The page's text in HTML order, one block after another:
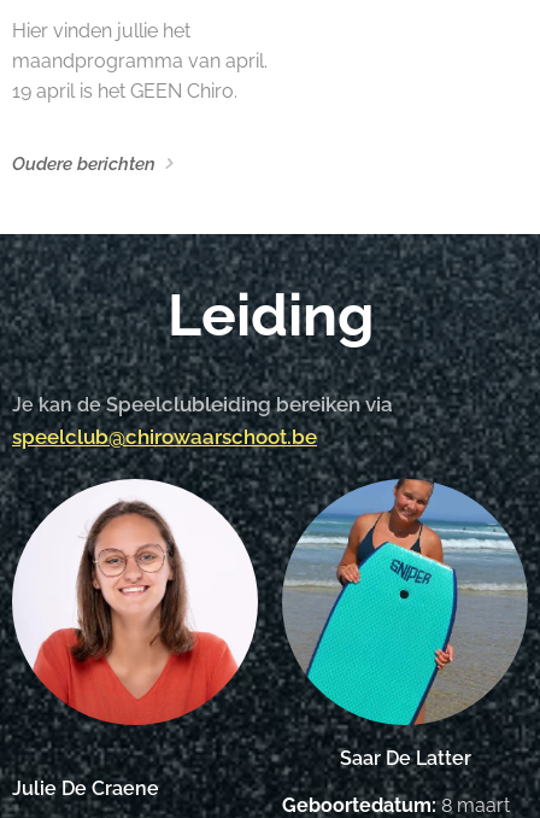
Hier vinden jullie het
maandprogramma van april.
19 april is het GEEN Chiro.
Oudere berichten
Leiding
Je kan de Speelclubleiding bereiken via
speelclub@chirowaarschoot.be
Julie De Craene
Saar De Latter
Geboortedatum:8 maart